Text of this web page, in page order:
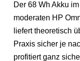
Der 68 Wh Akku
moderaten HP
liefert theoretisch
Praxis sicher je
profitiert ganz